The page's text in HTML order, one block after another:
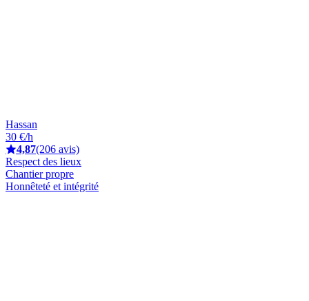
Hassan
30 €/h
4,87(206 avis)
Respect des lieux
Chantier propre
Honnêteté et intégrité